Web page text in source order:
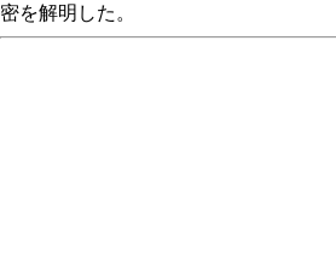
密を解明した。